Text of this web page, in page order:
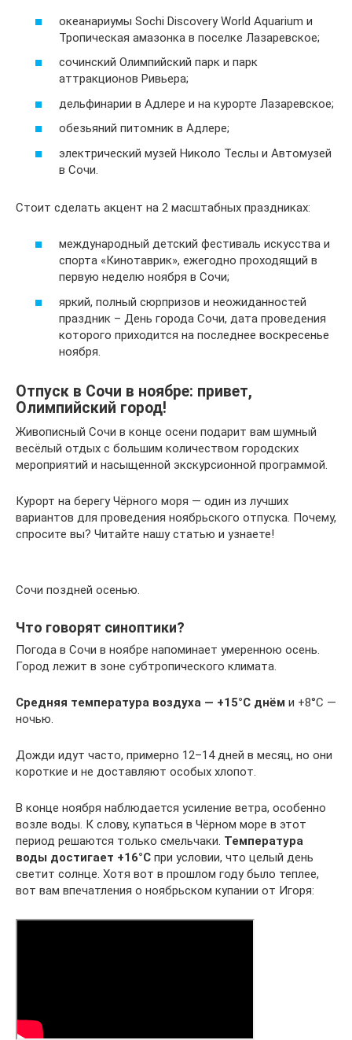
океанариумы Sochi Discovery World Aquarium и
Тропическая амазонка в поселке Лазаревское;
сочинский Олимпийский парк и парк
аттракционов Ривьера;
дельфинарии в Адлере и на курорте Лазаревское;
обезьяний питомник в Адлере;
электрический музей Николо Теслы и Автомузей
в Сочи.
Стоит сделать акцент на 2 масштабных праздниках:
международный детский фестиваль искусства и
спорта «Кинотаврик», ежегодно проходящий в
первую неделю ноября в Сочи;
яркий, полный сюрпризов и неожиданностей
праздник – День города Сочи, дата проведения
которого приходится на последнее воскресенье
ноября.
Отпуск в Сочи в ноябре: привет,
Олимпийский город!
Живописный Сочи в конце осени подарит вам шумный
весёлый отдых с большим количеством городских
мероприятий и насыщенной экскурсионной программой.
Курорт на берегу Чёрного моря — один из лучших
вариантов для проведения ноябрьского отпуска. Почему,
спросите вы? Читайте нашу статью и узнаете!
Сочи поздней осенью.
Что говорят синоптики?
Погода в Сочи в ноябре напоминает умеренною осень.
Город лежит в зоне субтропического климата.
Средняя температура воздуха — +15°C днём и +8°C —
ночью.
Дожди идут часто, примерно 12–14 дней в месяц, но они
короткие и не доставляют особых хлопот.
В конце ноября наблюдается усиление ветра, особенно
возле воды. К слову, купаться в Чёрном море в этот
период решаются только смельчаки. Температура
воды достигает +16°C при условии, что целый день
светит солнце. Хотя вот в прошлом году было теплее,
вот вам впечатления о ноябрьском купании от Игоря: